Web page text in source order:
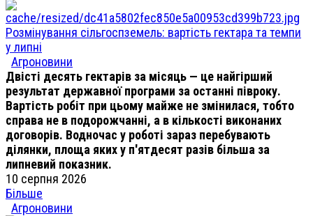
Розмінування сільгоспземель: вартість гектара та темпи
у липні
Агроновини
Двісті десять гектарів за місяць — це найгірший
результат державної програми за останні півроку.
Вартість робіт при цьому майже не змінилася, тобто
справа не в подорожчанні, а в кількості виконаних
договорів. Водночас у роботі зараз перебувають
ділянки, площа яких у п'ятдесят разів більша за
липневий показник.
10 серпня 2026
Більше
Агроновини